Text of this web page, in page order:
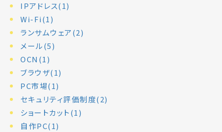
IPアドレス(1)
Wi-Fi(1)
ランサムウェア(2)
メール(5)
OCN(1)
ブラウザ(1)
PC市場(1)
セキュリティ評価制度(2)
ショートカット(1)
自作PC(1)